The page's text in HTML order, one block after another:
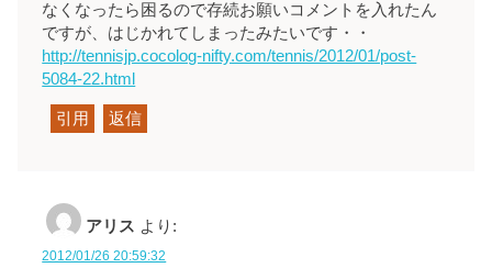
なくなったら困るので存続お願いコメントを入れたん
ですが、はじかれてしまったみたいです・・
http://tennisjp.cocolog-nifty.com/tennis/2012/01/post-
5084-22.html
引用 返信
アリス より:
2012/01/26 20:59:32